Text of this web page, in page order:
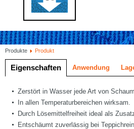
Produkte Produkt
Eigenschaften Anwendung
Zerstört in Wasser jede Art von
In allen Temperaturbereichen wirksam.
Durch Lösemittelfreiheit ideal als
Entschäumt zuverlässig bei